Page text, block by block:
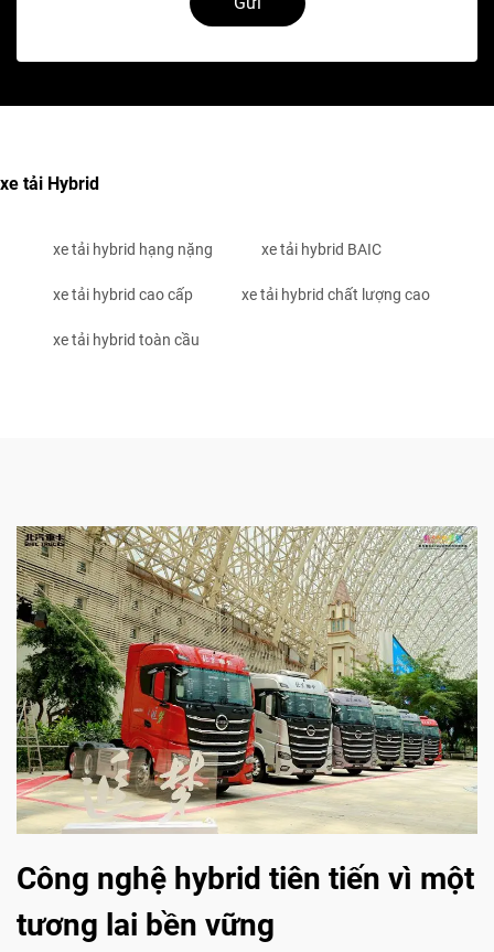
xe tải Hybrid
xe tải hybrid hạng nặng xe tải hybrid BAIC
xe tải hybrid cao cấp xe tải hybrid chất lượng cao
xe tải hybrid toàn cầu
Công nghệ hybrid tiên tiến vì một
tương lai bền vững